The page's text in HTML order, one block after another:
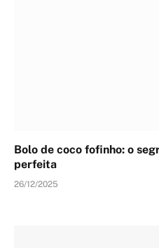
Bolo de coco fofinho: o
perfeita
26/12/2025